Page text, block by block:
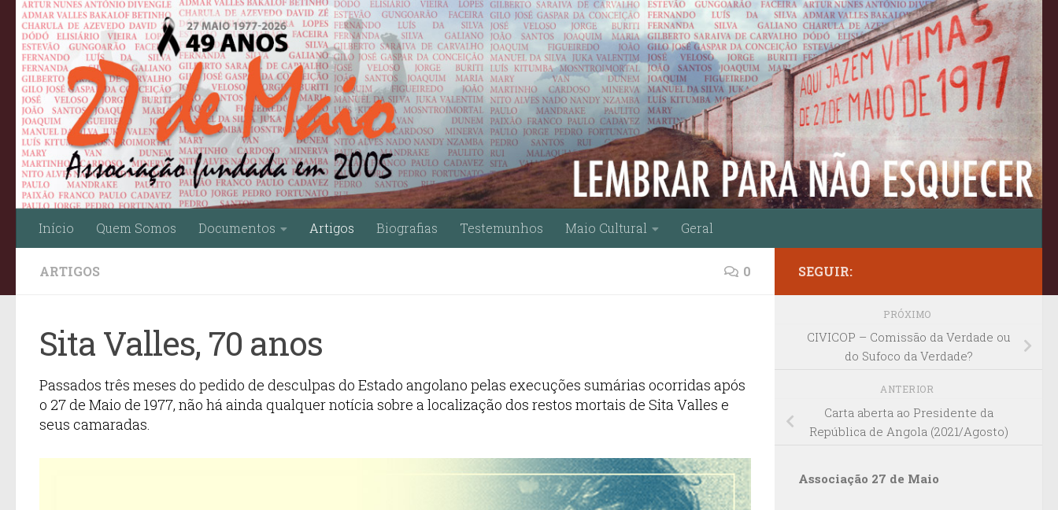
Skip to content
Início Quem Somos Documentos Artigos Biografias Testemunhos Maio Cultural Geral
ARTIGOS 0
Sita Valles, 70 anos
Passados três meses do pedido de desculpas do Estado angolano pelas execuções sumárias ocorridas após
o 27 de Maio de 1977, não há ainda qualquer notícia sobre a localização dos restos mortais de Sita Valles e
seus camaradas.
SEGUIR:
PRÓXIMO
CIVICOP – Comissão da Verdade ou
do Sufoco da Verdade?
ANTERIOR
Carta aberta ao Presidente da
República de Angola (2021/Agosto)
Associação 27 de Maio